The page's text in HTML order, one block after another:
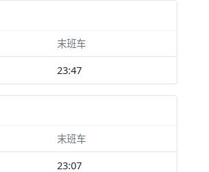
末班车
23:47
末班车
23:07